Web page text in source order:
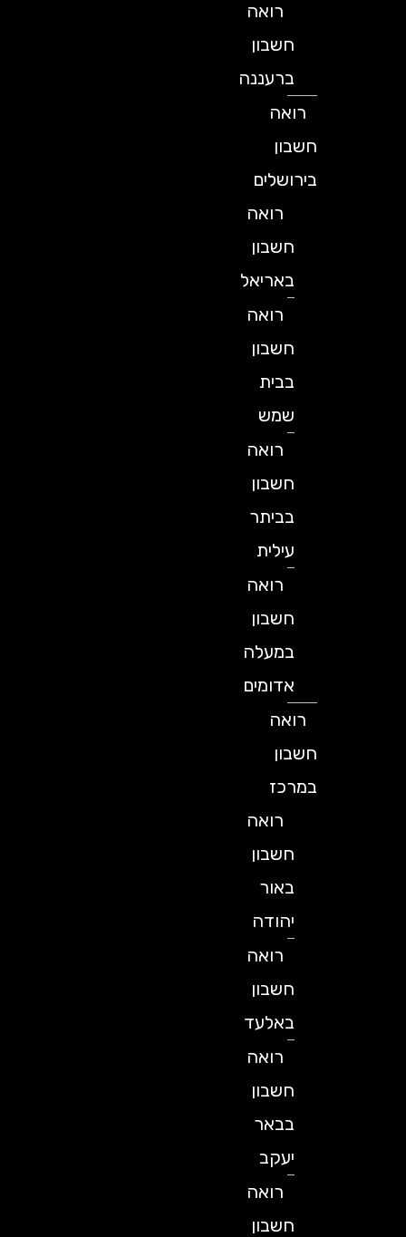
רואה
חשבון
ברעננה
רואה
חשבון
בירושלים
רואה
חשבון
באריאל
רואה
חשבון
בבית
שמש
רואה
חשבון
בביתר
עילית
רואה
חשבון
במעלה
אדומים
רואה
חשבון
במרכז
רואה
חשבון
באור
יהודה
רואה
חשבון
באלעד
רואה
חשבון
בבאר
יעקב
רואה
חשבון